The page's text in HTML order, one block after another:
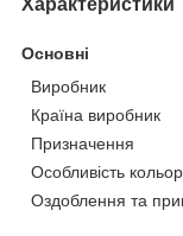
Основні
Виробник
Країна виробник
Призначення
Особливість
Оздоблення та